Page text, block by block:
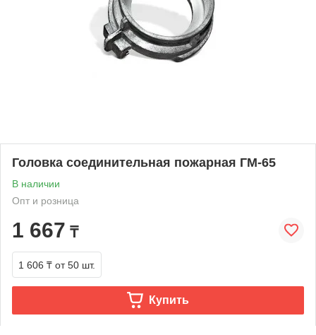
Головка соединительная пожарная ГМ-65
В наличии
Опт и розница
1 667 ₸
1 606 ₸ от 50 шт.
Купить